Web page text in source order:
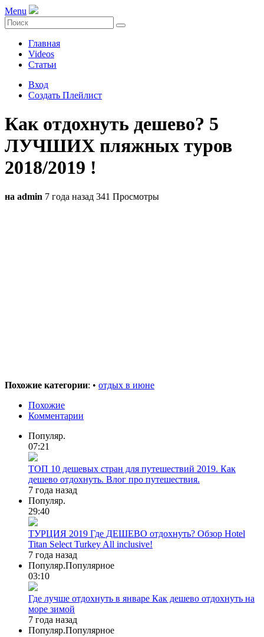
Menu
Главная
Videos
Статьи
Вход
Создать Плейлист
Как отдохнуть дешево? 5
ЛУЧШИХ пляжных туров
2018/2019 !
на admin 7 года назад 341 Просмотры
Похожие категории: • отдых в июне
Похожие
Комментарии
Популяр.
07:21
ТОП 10 дешевых стран для путешествий 2019. Как
дешево отдохнуть. Влог про путешествия.
7 года назад
Популяр.
29:40
ТУРЦИЯ 2019 Где ДЕШЕВО отдохнуть? Обзор Hotel
Titan Select Turkey All inclusive!
7 года назад
Популяр.Популярное
03:10
Где лучше отдохнуть в январе Как дешево отдохнуть на
море зимой
7 года назад
Популяр.Популярное